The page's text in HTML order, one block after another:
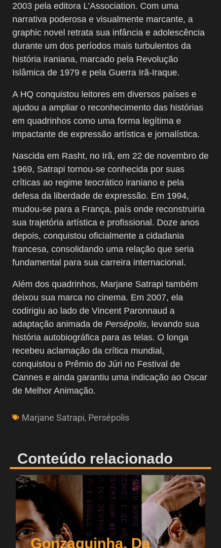
2003 pela editora L’Association. Com uma
narrativa poderosa e visualmente marcante, a
graphic novel retrata sua infância e adolescência
durante um dos períodos mais turbulentos da
história iraniana, marcado pela Revolução
Islâmica de 1979 e pela Guerra Irã-Iraque.
A HQ conquistou leitores em diversos países e
ajudou a ampliar o reconhecimento das histórias
em quadrinhos como uma forma legítima e
impactante de expressão artística e jornalística.
Nascida em Rasht, no Irã, em 22 de novembro de
1969, Satrapi tornou-se conhecida por suas
críticas ao regime teocrático iraniano e pela
defesa da liberdade de expressão. Em 1994,
mudou-se para a França, país onde reconstruiria
sua trajetória artística e profissional. Doze anos
depois, conquistou oficialmente a cidadania
francesa, consolidando uma relação que seria
fundamental para sua carreira internacional.
Além dos quadrinhos, Marjane Satrapi também
deixou sua marca no cinema. Em 2007, ela
codirigiu ao lado de Vincent Paronnaud a
adaptação animada de Persépolis, levando sua
história autobiográfica para as telas. O longa
recebeu aclamação da crítica mundial,
conquistou o Prêmio do Júri no Festival de
Cannes e ainda garantiu uma indicação ao Oscar
de Melhor Animação.
Marjane Satrapi, Persépolis
Conteúdo relacionado
Gonzaguinha, Da